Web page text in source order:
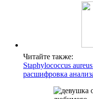
Читайте также:
Staphylococcus
расшифровка